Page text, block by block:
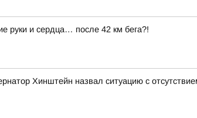
руки и сердца… после 42 км бега?!
Хинштейн назвал ситуацию с